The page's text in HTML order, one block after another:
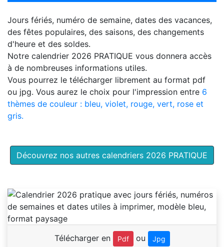
Jours fériés, numéro de semaine, dates des vacances,
des fêtes populaires, des saisons, des changements
d'heure et des soldes.
Notre calendrier 2026 PRATIQUE vous donnera accès
à de nombreuses informations utiles.
Vous pourrez le télécharger librement au format pdf
ou jpg. Vous aurez le choix pour l'impression entre 6
thèmes de couleur : bleu, violet, rouge, vert, rose et
gris.
Découvrez nos autres calendriers 2026 PRATIQUE
Télécharger en Pdf ou Jpg